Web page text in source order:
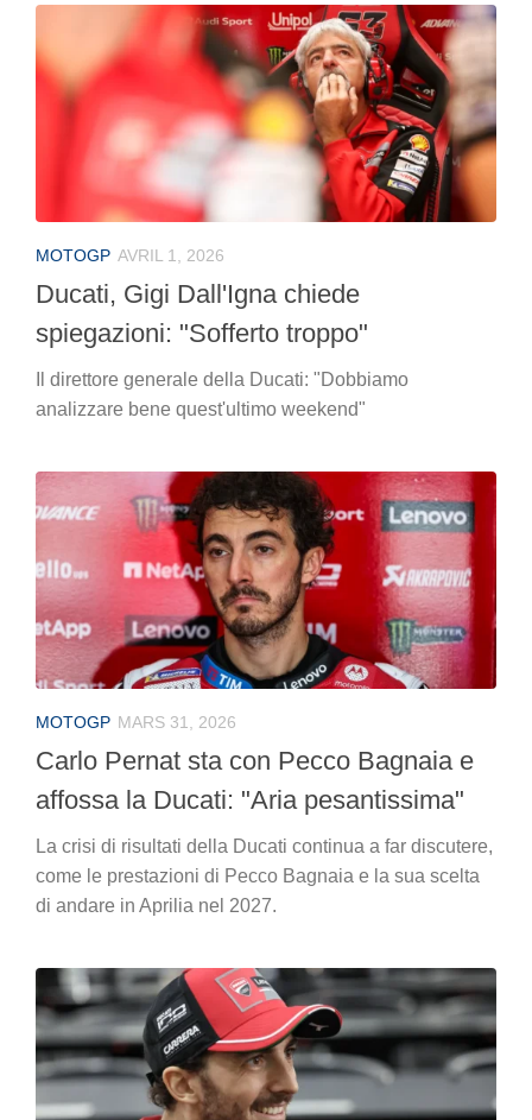
MOTOGP AVRIL 1, 2026
Ducati, Gigi Dall'Igna chiede
spiegazioni: "Sofferto troppo"
Il direttore generale della Ducati: "Dobbiamo
analizzare bene quest'ultimo weekend"
MOTOGP MARS 31, 2026
Carlo Pernat sta con Pecco Bagnaia e
affossa la Ducati: "Aria pesantissima"
La crisi di risultati della Ducati continua a far discutere,
come le prestazioni di Pecco Bagnaia e la sua scelta
di andare in Aprilia nel 2027.